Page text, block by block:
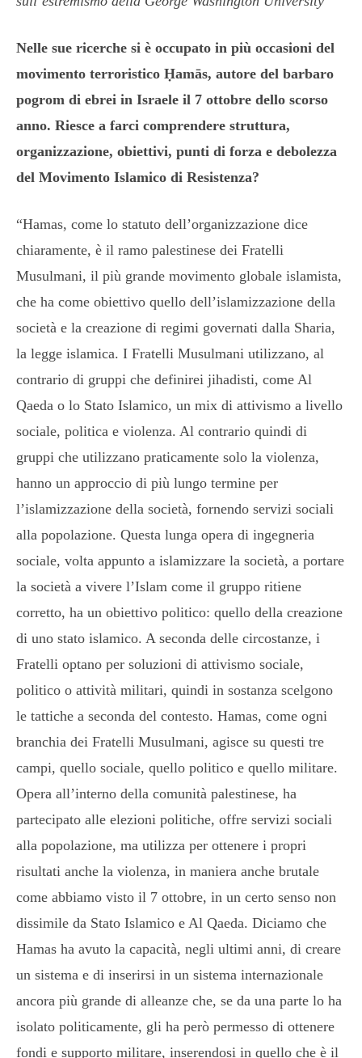
Nelle sue ricerche si è occupato in più occasioni del
movimento terroristico Ḥamās, autore del barbaro
pogrom di ebrei in Israele il 7 ottobre dello scorso
anno. Riesce a farci comprendere struttura,
organizzazione, obiettivi, punti di forza e debolezza
del Movimento Islamico di Resistenza?
“Hamas, come lo statuto dell’organizzazione dice
chiaramente, è il ramo palestinese dei Fratelli
Musulmani, il più grande movimento globale islamista,
che ha come obiettivo quello dell’islamizzazione della
società e la creazione di regimi governati dalla Sharia,
la legge islamica. I Fratelli Musulmani utilizzano, al
contrario di gruppi che definirei jihadisti, come Al
Qaeda o lo Stato Islamico, un mix di attivismo a livello
sociale, politica e violenza. Al contrario quindi di
gruppi che utilizzano praticamente solo la violenza,
hanno un approccio di più lungo termine per
l’islamizzazione della società, fornendo servizi sociali
alla popolazione. Questa lunga opera di ingegneria
sociale, volta appunto a islamizzare la società, a portare
la società a vivere l’Islam come il gruppo ritiene
corretto, ha un obiettivo politico: quello della creazione
di uno stato islamico. A seconda delle circostanze, i
Fratelli optano per soluzioni di attivismo sociale,
politico o attività militari, quindi in sostanza scelgono
le tattiche a seconda del contesto. Hamas, come ogni
branchia dei Fratelli Musulmani, agisce su questi tre
campi, quello sociale, quello politico e quello militare.
Opera all’interno della comunità palestinese, ha
partecipato alle elezioni politiche, offre servizi sociali
alla popolazione, ma utilizza per ottenere i propri
risultati anche la violenza, in maniera anche brutale
come abbiamo visto il 7 ottobre, in un certo senso non
dissimile da Stato Islamico e Al Qaeda. Diciamo che
Hamas ha avuto la capacità, negli ultimi anni, di creare
un sistema e di inserirsi in un sistema internazionale
ancora più grande di alleanze che, se da una parte lo ha
isolato politicamente, gli ha però permesso di ottenere
fondi e supporto militare, inserendosi in quello che è il